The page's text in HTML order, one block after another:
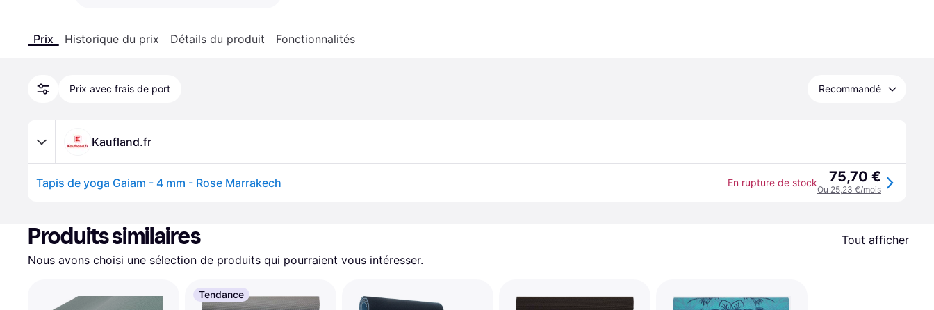
Prix Historique du prix Détails du produit Fonctionnalités
Prix avec frais de port Recommandé
Kaufland.fr
Tapis de yoga Gaiam - 4 mm - Rose Marrakech En rupture de stock 75,70 €
Ou 25,23 €/mois
Produits similaires
Tout afficher
Nous avons choisi une sélection de produits qui pourraient vous intéresser.
Tendance